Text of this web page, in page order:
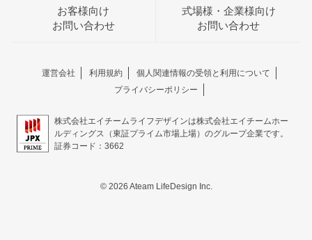
お客様向け
お問い合わせ
式場様・企業様向け
お問い合わせ
運営会社 利用規約
個人関連情報の受領と利用について
プライバシーポリシー
株式会社エイチームライフデザインは株式会社エイチームホー
ルディングス（東証プライム市場上場）のグループ企業です。
証券コード：3662
© 2026 Ateam LifeDesign Inc.